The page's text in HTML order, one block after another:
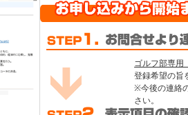
ゴルフ部専用
登録希望の旨
※今後の連絡
さい。